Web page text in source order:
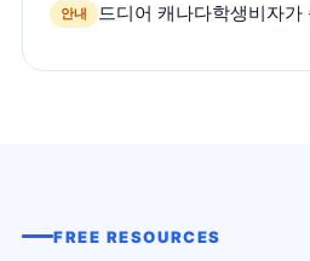
안내
FREE RESOURCES